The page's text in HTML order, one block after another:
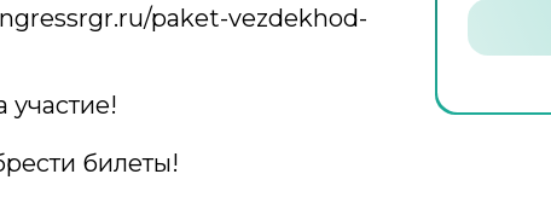
paket-vezdekhod-
участие!
билеты!